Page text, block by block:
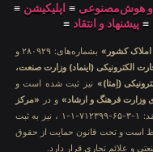
و هوش‌مصنوعی ≡ اپلیکیشن ≡
≡ پیشنهاد و انتقاد ≡
املاک کشور»
بشماره‌های: ۲۸۰۹۲۹ و
الکترونیکی (اینماد) وزارت صنعت،
(اِمتا)» نیز ثبت شده است و
وزارت فرهنگ و ارشاد» و در «مرکز
بشماره شامَد: ۱-۳-۶۵-۷۱۲۳۹۹-۱-۱ ، نیز به ثبت
است و تحت قانون حمایت از حقوق
و علائم تجاری قرار دارد.